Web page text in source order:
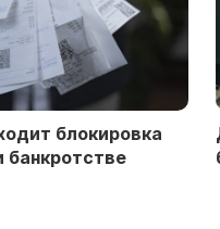
блокировка
банкротстве